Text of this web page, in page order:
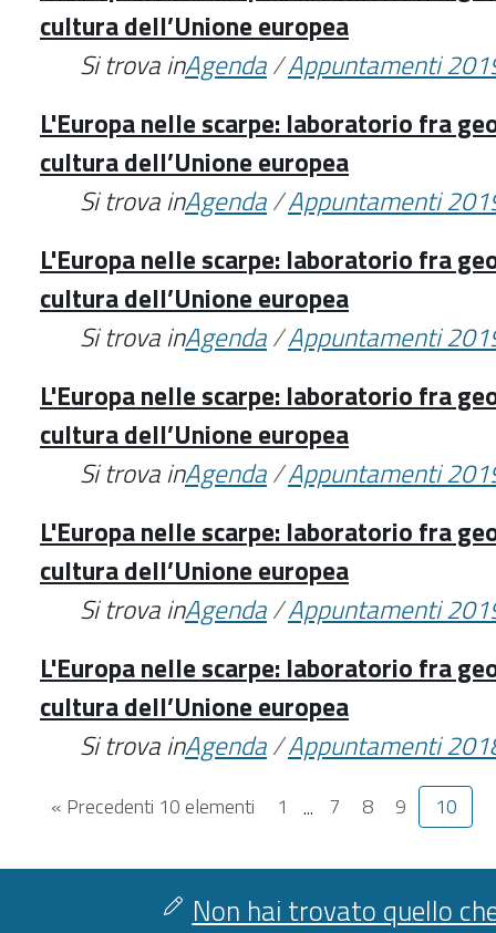
cultura dell’Unione europea
Si trova inAgenda/Appuntamenti
L'Europa nelle scarpe: laboratorio fra
cultura dell’Unione europea
Si trova inAgenda/Appuntamenti
L'Europa nelle scarpe: laboratorio fra
cultura dell’Unione europea
Si trova inAgenda/Appuntamenti
L'Europa nelle scarpe: laboratorio fra
cultura dell’Unione europea
Si trova inAgenda/Appuntamenti
L'Europa nelle scarpe: laboratorio fra
cultura dell’Unione europea
Si trova inAgenda/Appuntamenti
L'Europa nelle scarpe: laboratorio fra
cultura dell’Unione europea
Si trova inAgenda/Appuntamenti
« Precedenti 10 elementi 1 ... 7 8 9 10
Non hai trovato quello